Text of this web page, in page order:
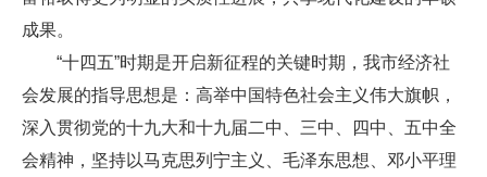
成果。
“十四五”时期是开启新征程的关键时期，我市经济社
会发展的指导思想是：高举中国特色社会主义伟大旗帜，
深入贯彻党的十九大和十九届二中、三中、四中、五中全
会精神，坚持以马克思列宁主义、毛泽东思想、邓小平理